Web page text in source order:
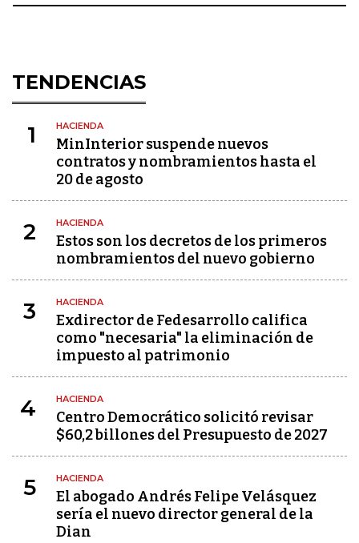
TENDENCIAS
1 HACIENDA
MinInterior suspende nuevos
contratos y nombramientos hasta el
20 de agosto
2 HACIENDA
Estos son los decretos de los primeros
nombramientos del nuevo gobierno
3 HACIENDA
Exdirector de Fedesarrollo califica
como "necesaria" la eliminación de
impuesto al patrimonio
4 HACIENDA
Centro Democrático solicitó revisar
$60,2 billones del Presupuesto de 2027
5 HACIENDA
El abogado Andrés Felipe Velásquez
sería el nuevo director general de la
Dian